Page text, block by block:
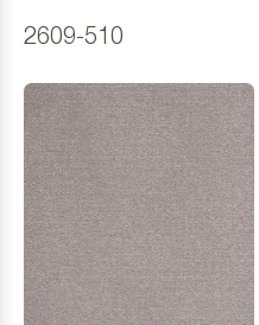
2609-510